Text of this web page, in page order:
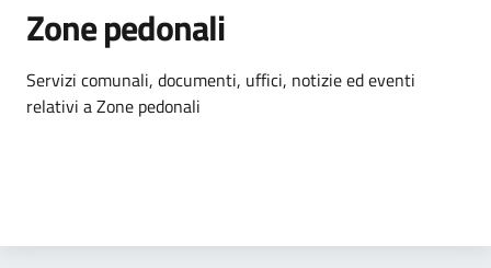
Zone pedonali
Dettagli dell'argomento
Servizi comunali, documenti, uffici, notizie ed eventi
relativi a Zone pedonali